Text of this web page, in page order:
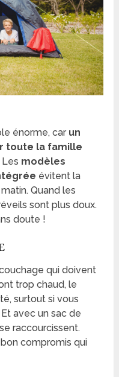
énorme, car un
toute la famille
Les modèles
évitent la
Quand les
sont plus doux.
doute !
qui doivent
trop chaud, le
surtout si vous
avec un sac de
raccourcissent.
compromis qui